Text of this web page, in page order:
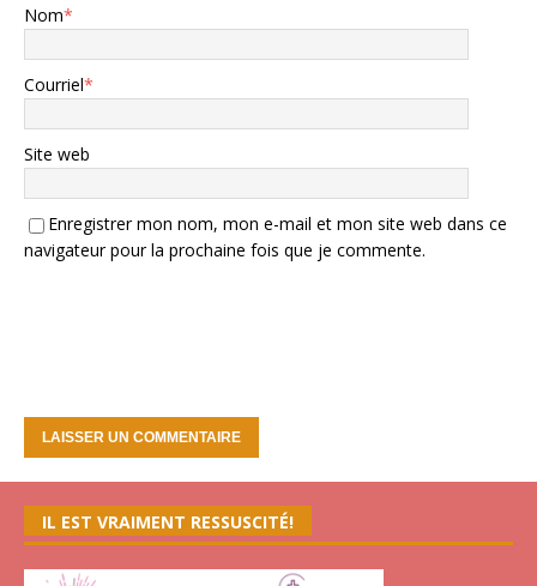
Nom*
Courriel*
Site web
Enregistrer mon nom, mon e-mail et mon site web dans ce
navigateur pour la prochaine fois que je commente.
IL EST VRAIMENT RESSUSCITÉ!